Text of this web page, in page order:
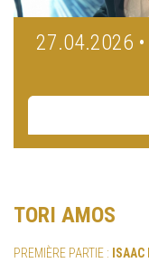
27.04.2026
TORI AMOS
PREMIÈRE PARTIE : ISAAC